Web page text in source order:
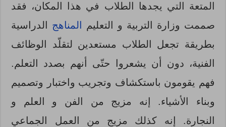
المتعة التي يجدها الطلاب في هذا المكان، فقد
صممت وزارة التربية و التعليم
المناهج الدراسية
بطريقة تجعل الطلاب مستعدين لتقلّد الوظائف
الفنية، دون أن يشعروا حتّى أنهم بصدد التعلم.
فهم يقومون باستكشاف وتجريب واختبار وتصميم
وبناء الأشياء. إنه مزيج من الفن و العلم و
النجارة. إنه كذلك مزيج من العمل الجماعي